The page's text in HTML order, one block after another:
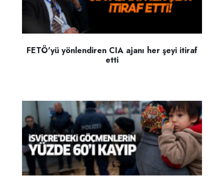
FETÖ'yü yönlendiren CIA ajanı her şeyi itiraf
etti